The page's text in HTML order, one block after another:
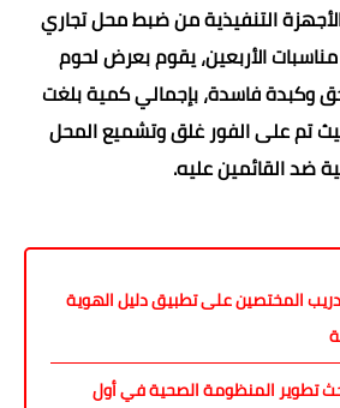
التنفيذية من ضبط محل تجاري
الأربعين، يقوم بعرض لحوم
فاسدة، بإجمالي كمية بلغت
حيث تم على الفور غلق وتشميع المحل
ضد القائمين عليه.
المختصين على تطبيق دليل الهوية
تطوير المنظومة الصحية في أول